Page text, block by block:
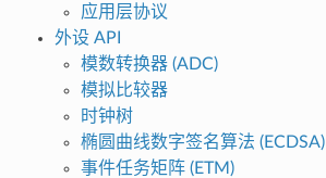
应用层协议
外设 API
模数转换器 (ADC)
模拟比较器
时钟树
椭圆曲线数字签名算法 (ECDSA)
事件任务矩阵 (ETM)